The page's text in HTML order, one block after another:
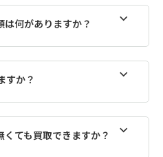
何がありますか？
すか？
ても買取できますか？